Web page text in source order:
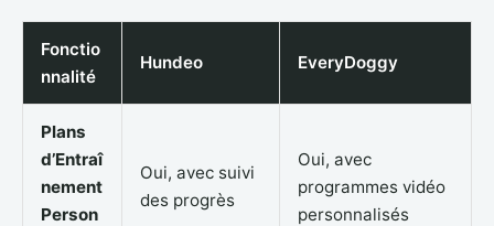
Fonctio
nnalité
Hundeo EveryDoggy
Plans
d’Entraî
nement
Person
Oui, avec suivi
des progrès
Oui, avec
programmes vidéo
personnalisés